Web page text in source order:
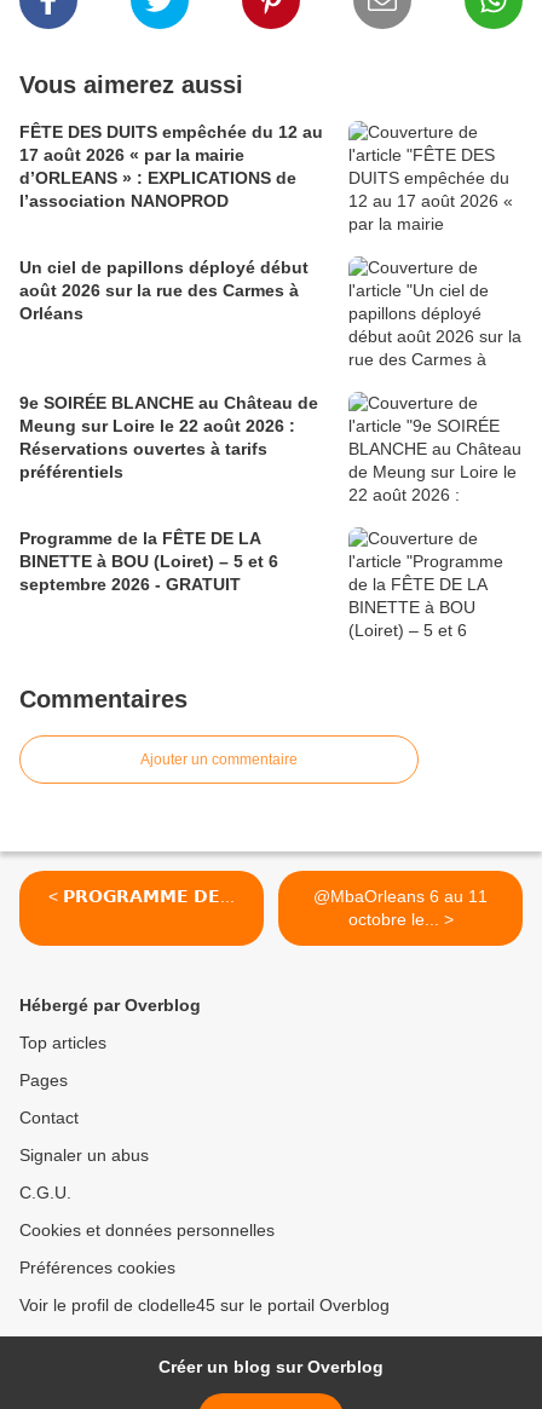
Vous aimerez aussi
FÊTE DES DUITS empêchée du 12 au
17 août 2026 « par la mairie
d’ORLEANS » : EXPLICATIONS de
l’association NANOPROD
Un ciel de papillons déployé début
août 2026 sur la rue des Carmes à
Orléans
9e SOIRÉE BLANCHE au Château de
Meung sur Loire le 22 août 2026 :
Réservations ouvertes à tarifs
préférentiels
Programme de la FÊTE DE LA
BINETTE à BOU (Loiret) – 5 et 6
septembre 2026 - GRATUIT
Commentaires
Ajouter un commentaire
< 𝗣𝗥𝗢𝗚𝗥𝗔𝗠𝗠𝗘 𝗗𝗘...
@MbaOrleans 6 au 11
octobre le... >
Hébergé par Overblog
Top articles
Pages
Contact
Signaler un abus
C.G.U.
Cookies et données personnelles
Préférences cookies
Voir le profil de clodelle45 sur le portail Overblog
Créer un blog sur Overblog